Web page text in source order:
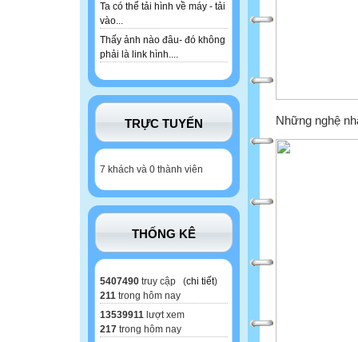
Ta có thể tải hình về máy - tải
vào...
Thấy ảnh nào đâu- đó không
phải là link hình....
TRỰC TUYẾN
7 khách và 0 thành viên
THỐNG KÊ
5407490 truy cập (chi tiết)
211 trong hôm nay
13539911 lượt xem
217 trong hôm nay
Những nghệ